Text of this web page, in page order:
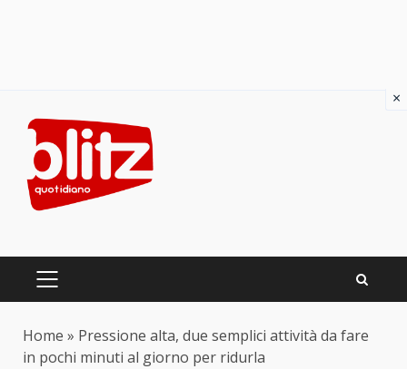
content
PRIMARY
Home » Pressione alta, due semplici attività da fare
in pochi minuti al giorno per ridurla
×